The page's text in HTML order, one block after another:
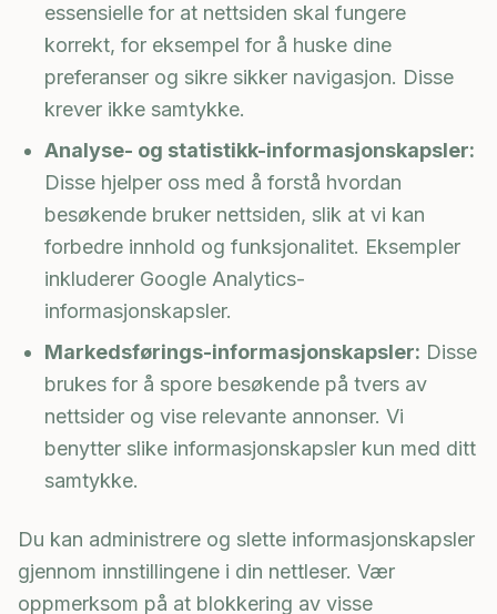
essensielle for at nettsiden skal fungere
korrekt, for eksempel for å huske dine
preferanser og sikre sikker navigasjon. Disse
krever ikke samtykke.
Analyse- og statistikk-informasjonskapsler:
Disse hjelper oss med å forstå hvordan
besøkende bruker nettsiden, slik at vi kan
forbedre innhold og funksjonalitet. Eksempler
inkluderer Google Analytics-
informasjonskapsler.
Markedsførings-informasjonskapsler: Disse
brukes for å spore besøkende på tvers av
nettsider og vise relevante annonser. Vi
benytter slike informasjonskapsler kun med ditt
samtykke.
Du kan administrere og slette informasjonskapsler
gjennom innstillingene i din nettleser. Vær
oppmerksom på at blokkering av visse